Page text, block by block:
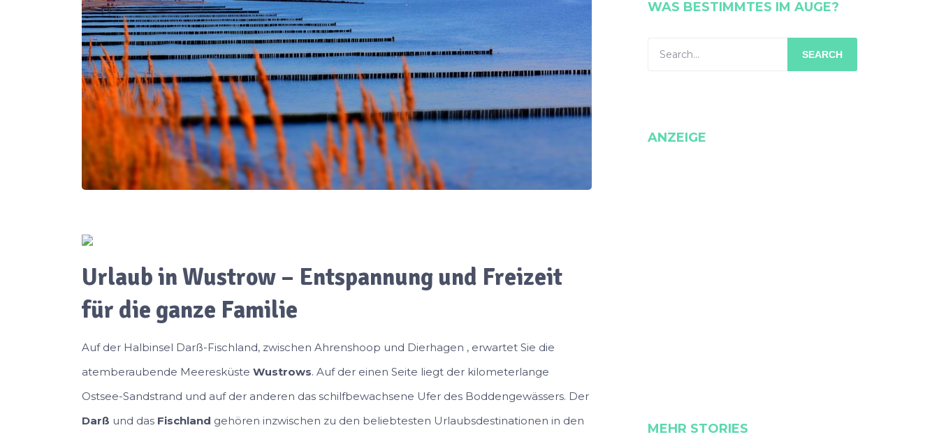
Urlaub in Wustrow – Entspannung und Freizeit
für die ganze Familie
Auf der Halbinsel Darß-Fischland, zwischen Ahrenshoop und Dierhagen , erwartet Sie die
atemberaubende Meeresküste Wustrows. Auf der einen Seite liegt der kilometerlange
Ostsee-Sandstrand und auf der anderen das schilfbewachsene Ufer des Boddengewässers. Der
Darß und das Fischland gehören inzwischen zu den beliebtesten Urlaubsdestinationen in den
WAS BESTIMMTES IM AUGE?
SEARCH
ANZEIGE
MEHR STORIES